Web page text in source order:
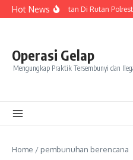
Skip to content
Hot NewsKeributan Di Rutan
Operasi Gelap
Mengungkap Praktik Tersembunyi dan
Home / pembunuhan berencana